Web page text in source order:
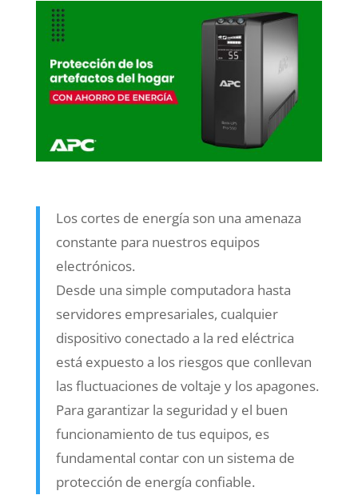
Los cortes de energía son una amenaza
constante para nuestros equipos
electrónicos.
Desde una simple computadora hasta
servidores empresariales, cualquier
dispositivo conectado a la red eléctrica
está expuesto a los riesgos que conllevan
las fluctuaciones de voltaje y los apagones.
Para garantizar la seguridad y el buen
funcionamiento de tus equipos, es
fundamental contar con un sistema de
protección de energía confiable.